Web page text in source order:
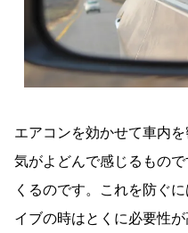
エアコンを効かせて車内
気がよどんで感じるもの
くるのです。これを防ぐ
イブの時はとくに必要性